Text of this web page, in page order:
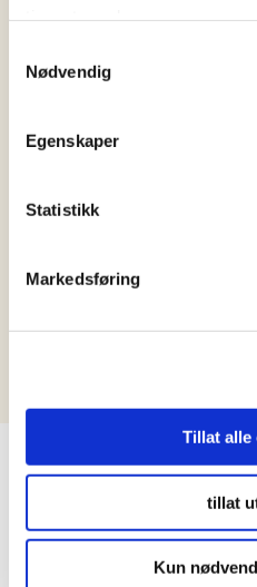
Nødvendig
Egenskaper
Statistikk
Markedsføring
Tillat alle
tillat
Kun
Klimato.
LIKNENDE